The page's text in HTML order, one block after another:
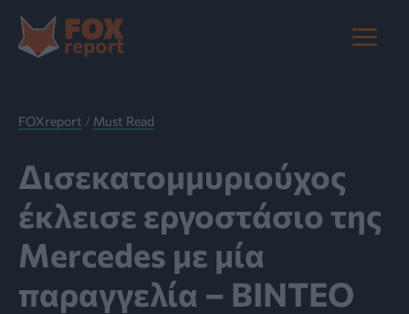
στο
περιεχόμενο
Main
FOXreport / Must Read
Δισεκατομμυριούχος
έκλεισε εργοστάσιο της
Mercedes με μία
παραγγελία – ΒΙΝΤΕΟ